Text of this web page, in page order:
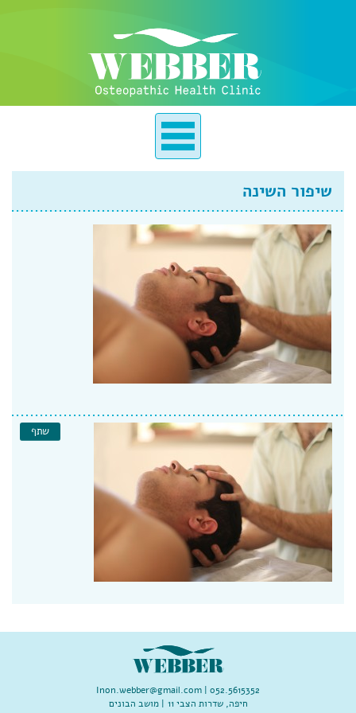
שיפור השינה
שתף
052.5615352 |
Inon.webber@gmail.com
חיפה, שדרות הצבי 11 | מושב הבונים